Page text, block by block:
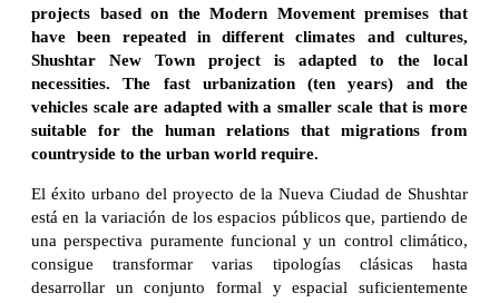
projects based on the Modern Movement premises that
have been repeated in different climates and cultures,
Shushtar New Town project is adapted to the local
necessities. The fast urbanization (ten years) and the
vehicles scale are adapted with a smaller scale that is more
suitable for the human relations that migrations from
countryside to the urban world require.
El éxito urbano del proyecto de la Nueva Ciudad de Shushtar
está en la variación de los espacios públicos que, partiendo de
una perspectiva puramente funcional y un control climático,
consigue transformar varias tipologías clásicas hasta
desarrollar un conjunto formal y espacial suficientemente